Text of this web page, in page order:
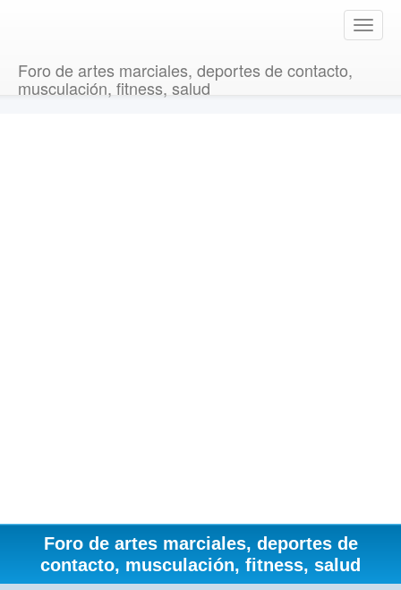
T
o
Foro de artes marciales, deportes de contacto,
musculación, fitness, salud
Foro de artes marciales, deportes de
contacto, musculación, fitness, salud